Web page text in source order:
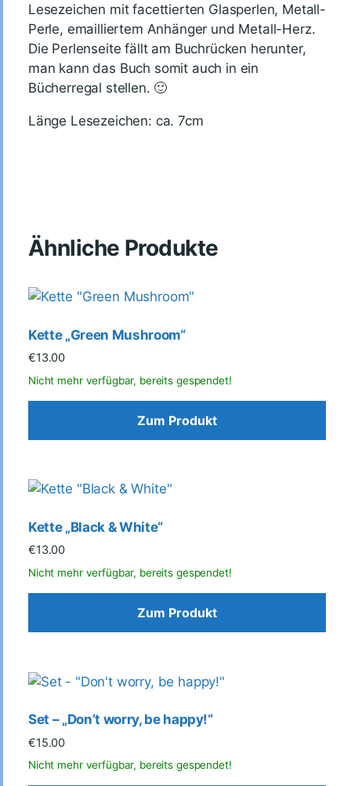
Lesezeichen mit facettierten Glasperlen, Metall-
Perle, emailliertem Anhänger und Metall-Herz.
Die Perlenseite fällt am Buchrücken herunter,
man kann das Buch somit auch in ein
Bücherregal stellen. 🙂
Länge Lesezeichen: ca. 7cm
Ähnliche Produkte
Kette „Green Mushroom“
€13.00
Zum Produkt
Kette „Black & White“
€13.00
Zum Produkt
Set – „Don’t worry, be happy!“
€15.00